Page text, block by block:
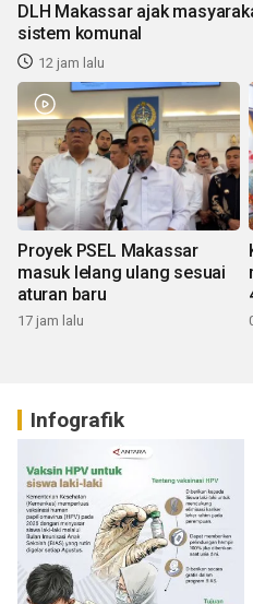
DLH Makassar ajak
sistem komunal
12 jam lalu
Proyek PSEL Makassar
masuk lelang ulang sesuai
aturan baru
17 jam lalu
Infografik